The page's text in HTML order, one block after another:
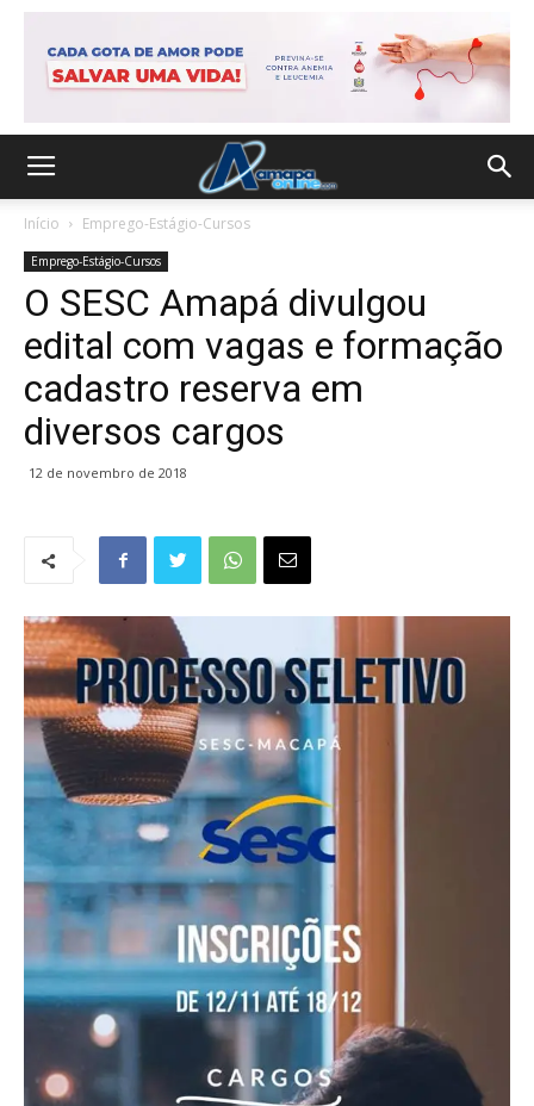
Início Emprego-Estágio-Cursos
Emprego-Estágio-Cursos
O SESC Amapá divulgou
edital com vagas e formação
cadastro reserva em
diversos cargos
12 de novembro de 2018